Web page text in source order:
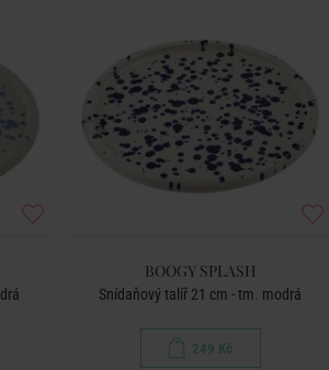
BOOGY SPLASH
Snídaňový talíř 21 cm - tm. modrá
249 Kč